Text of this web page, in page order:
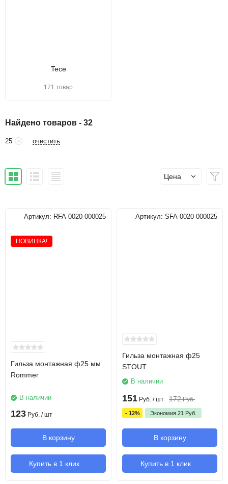
Tece
171 товар
Найдено товаров - 32
25 очистить
Цена
Артикул: RFA-0020-000025
НОВИНКА!
Гильза монтажная ф25 мм
Rommer
В наличии
123 Руб. / шт
В корзину
Купить в 1 клик
Артикул: SFA-0020-000025
Гильза монтажная ф25
STOUT
В наличии
151 Руб. / шт 172 Руб.
- 12% Экономия 21 Руб.
В корзину
Купить в 1 клик